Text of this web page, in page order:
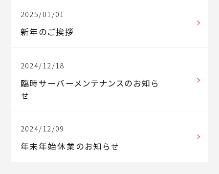
2025/01/01
新年のご挨拶
2024/12/18
臨時サーバーメンテナンスのお知ら
せ
2024/12/09
年末年始休業のお知らせ